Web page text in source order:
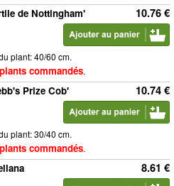
10.76 €
de Nottingham'
plant: 40/60 cm.
commandés.
10.74 €
Prize Cob'
plant: 30/40 cm.
commandés.
8.61 €